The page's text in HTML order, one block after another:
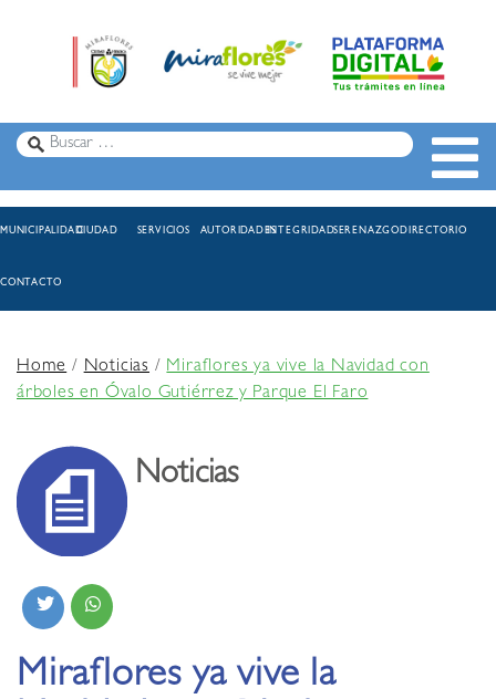
MUNICIPALIDADCIUDAD SERVICIOS AUTORIDADESINTEGRIDADSERENAZGODIRECTORIO
CONTACTO
Home/Noticias /Miraflores ya vive la Navidad con
árboles en Óvalo Gutiérrez y Parque El Faro
Noticias
Miraflores ya vive la